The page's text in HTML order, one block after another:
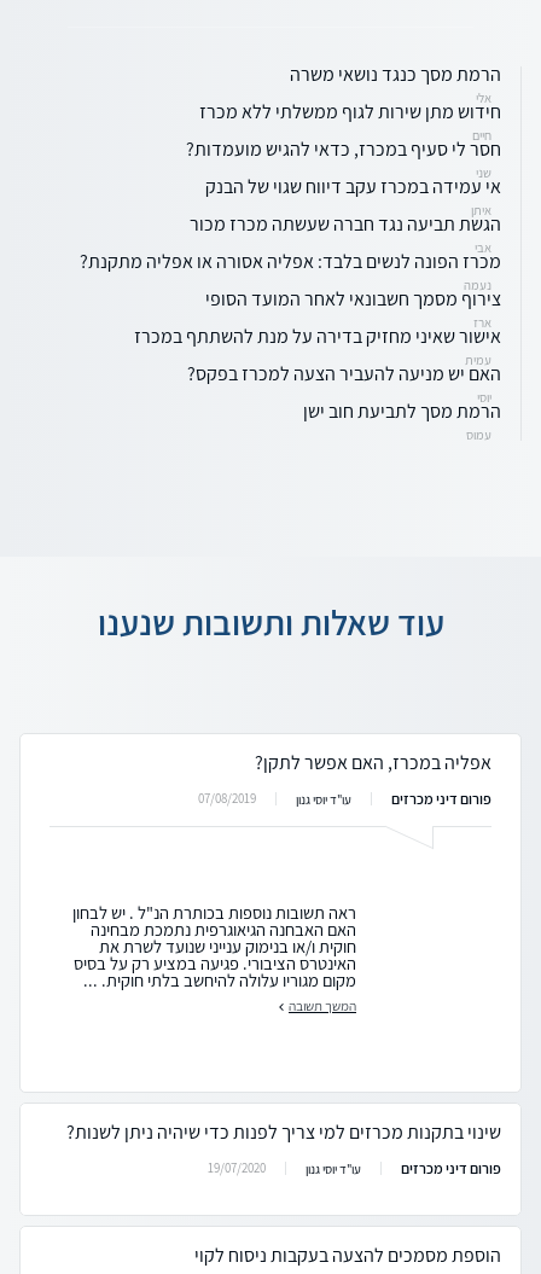
הרמת מסך כנגד נושאי משרה
אלי
חידוש מתן שירות לגוף ממשלתי ללא מכרז
חיים
חסר לי סעיף במכרז, כדאי להגיש מועמדות?
שני
אי עמידה במכרז עקב דיווח שגוי של הבנק
איתן
הגשת תביעה נגד חברה שעשתה מכרז מכור
אבי
מכרז הפונה לנשים בלבד: אפליה אסורה או אפליה מתקנת?
נעמה
צירוף מסמך חשבונאי לאחר המועד הסופי
ארז
אישור שאיני מחזיק בדירה על מנת להשתתף במכרז
עמית
האם יש מניעה להעביר הצעה למכרז בפקס?
יוסי
הרמת מסך לתביעת חוב ישן
עמוס
עוד שאלות ותשובות שנענו
אפליה במכרז, האם אפשר לתקן?
פורום דיני מכרזים עו"ד יוסי גנון 07/08/2019
ראה תשובות נוספות בכותרת הנ"ל . יש לבחון
האם האבחנה הגיאוגרפית נתמכת מבחינה
חוקית ו/או בנימוק ענייני שנועד לשרת את
האינטרס הציבורי. פגיעה במציע רק על בסיס
מקום מגוריו עלולה להיחשב בלתי חוקית. ...
המשך תשובה
שינוי בתקנות מכרזים למי צריך לפנות כדי שיהיה ניתן לשנות?
פורום דיני מכרזים עו"ד יוסי גנון 19/07/2020
הוספת מסמכים להצעה בעקבות ניסוח לקוי